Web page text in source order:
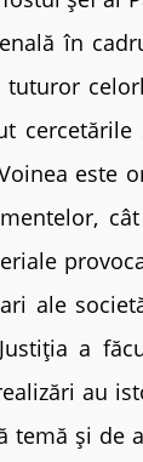
în
tuturor
este
ale
a
au
temă și de